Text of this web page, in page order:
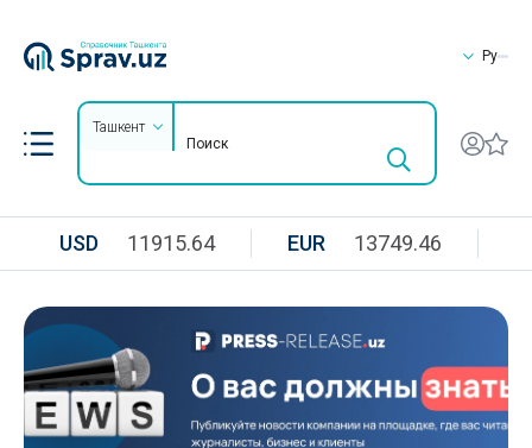
Ру
Ташкент
USD 11915.64 EUR 13749.46